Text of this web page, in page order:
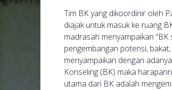
Tim BK yang dikoordinir oleh
diajak untuk masuk ke ruang
madrasah menyampaikan
pengembangan potensi,
menyampaikan dengan
Konseling (BK) maka
utama dari BK adalah